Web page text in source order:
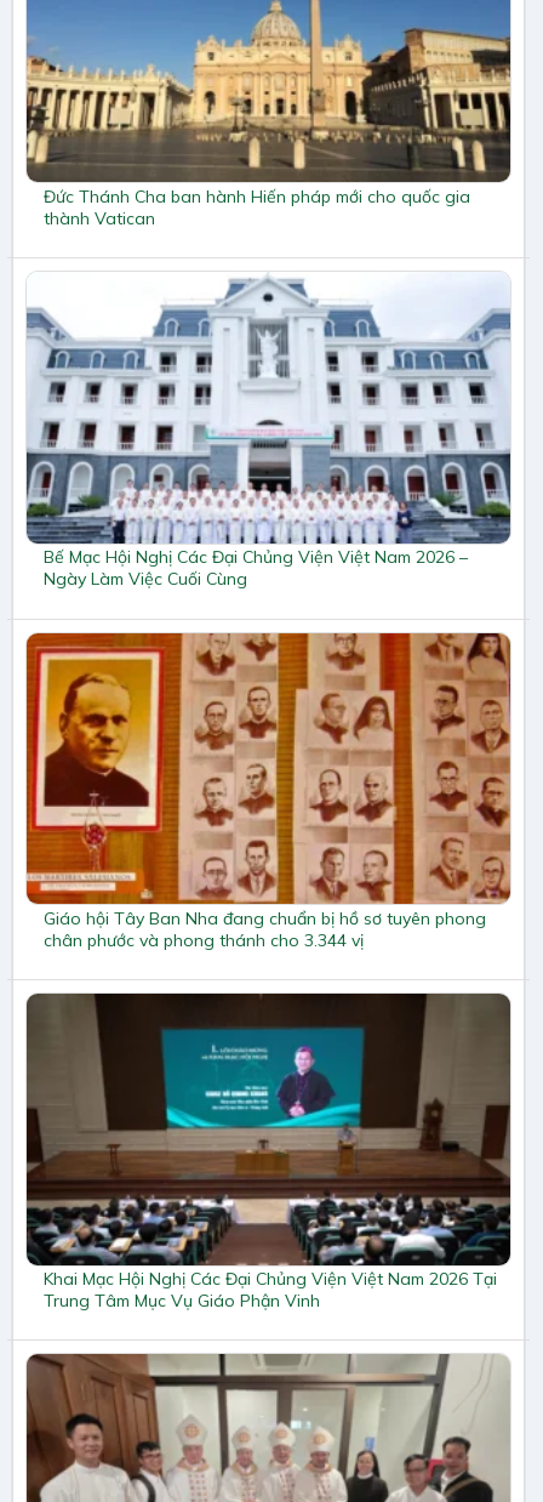
Đức Thánh Cha ban hành Hiến pháp mới cho quốc gia
thành Vatican
Bế Mạc Hội Nghị Các Đại Chủng Viện Việt Nam 2026 –
Ngày Làm Việc Cuối Cùng
Giáo hội Tây Ban Nha đang chuẩn bị hồ sơ tuyên phong
chân phước và phong thánh cho 3.344 vị
Khai Mạc Hội Nghị Các Đại Chủng Viện Việt Nam 2026 Tại
Trung Tâm Mục Vụ Giáo Phận Vinh